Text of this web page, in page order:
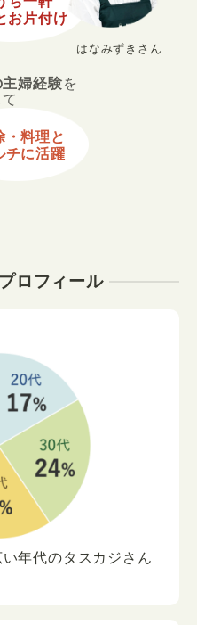
婦経験を
・料理と
チに活躍
はなみずきさん
お片付け
ロフィール
い年代のタスカジさん